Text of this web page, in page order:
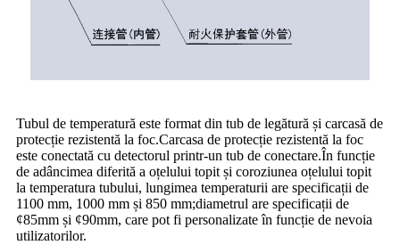
Tubul de temperatură este format din tub de legătură și carcasă de
protecție rezistentă la foc.Carcasa de protecție rezistentă la foc
este conectată cu detectorul printr-un tub de conectare.În funcție
de adâncimea diferită a oțelului topit și coroziunea oțelului topit
la temperatura tubului, lungimea temperaturii are specificații de
1100 mm, 1000 mm și 850 mm;diametrul are specificații de
¢85mm și ¢90mm, care pot fi personalizate în funcție de nevoia
utilizatorilor.